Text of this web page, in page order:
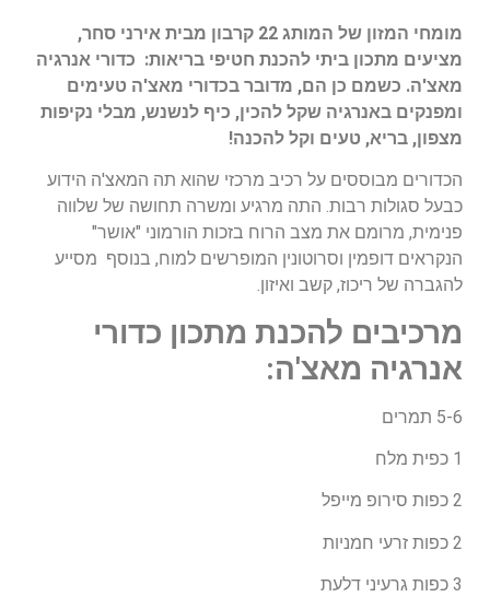
מומחי המזון של המותג 22 קרבון מבית אירני סחר,
מציעים מתכון ביתי להכנת חטיפי בריאות: כדורי אנרגיה
מאצ'ה. כשמם כן הם, מדובר בכדורי מאצ'ה טעימים
ומפנקים באנרגיה שקל להכין, כיף לנשנש, מבלי נקיפות
מצפון, בריא, טעים וקל להכנה!
הכדורים מבוססים על רכיב מרכזי שהוא תה המאצ'ה הידוע
כבעל סגולות רבות. התה מרגיע ומשרה תחושה של שלווה
פנימית, מרומם את מצב הרוח בזכות הורמוני "אושר"
הנקראים דופמין וסרוטונין המופרשים למוח, בנוסף מסייע
להגברה של ריכוז, קשב ואיזון.
מרכיבים להכנת מתכון כדורי
אנרגיה מאצ'ה:
5-6 תמרים
1 כפית מלח
2 כפות סירופ מייפל
2 כפות זרעי חמניות
3 כפות גרעיני דלעת